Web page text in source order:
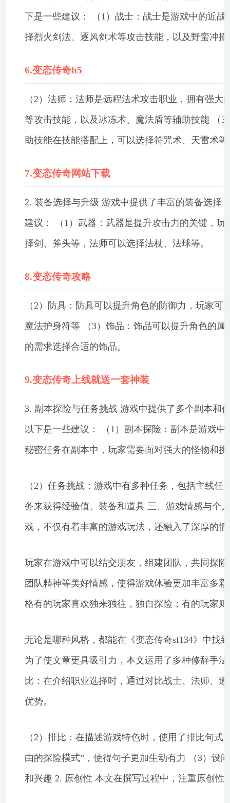
下是一些建议： （1）战士：战士是游戏中的近
择烈火剑法、逐风剑术等攻击技能，以及野蛮冲
6.变态传奇h5
（2）法师：法师是远程法术攻击职业，拥有强
等攻击技能，以及冰冻术、魔法盾等辅助技能 （
助技能在技能搭配上，可以选择符咒术、天雷术
7.变态传奇网站下载
2. 装备选择与升级 游戏中提供了丰富的装备选择
建议： （1）武器：武器是提升攻击力的关键，
择剑、斧头等，法师可以选择法杖、法球等。
8.变态传奇攻略
（2）防具：防具可以提升角色的防御力，玩家
魔法护身符等 （3）饰品：饰品可以提升角色的
的需求选择合适的饰品。
9.变态传奇上线就送一套神装
3. 副本探险与任务挑战 游戏中提供了多个副本和
以下是一些建议： （1）副本探险：副本是游戏
秘密任务在副本中，玩家需要面对强大的怪物和
（2）任务挑战：游戏中有多种任务，包括主线
务来获得经验值、装备和道具 三、游戏情感与个
戏，不仅有着丰富的游戏玩法，还融入了深厚的
玩家在游戏中可以结交朋友，组建团队，共同探
团队精神等美好情感，使得游戏体验更加丰富多
格有的玩家喜欢独来独往，独自探险；有的玩家
无论是哪种风格，都能在《变态传奇sf134》中找
为了使文章更具吸引力，本文运用了多种修辞手
比：在介绍职业选择时，通过对比战士、法师、
优势。
（2）排比：在描述游戏特色时，使用了排比句
由的探险模式”，使得句子更加生动有力 （3）设
和兴趣 2. 原创性 本文在撰写过程中，注重原创性